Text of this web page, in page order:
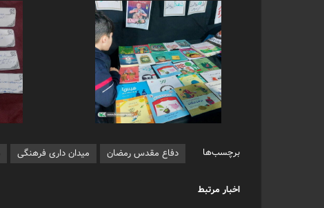
برچسب‌ها دفاع مقدس رمضان میدان داری فرهنگی
اخبار مرتبط